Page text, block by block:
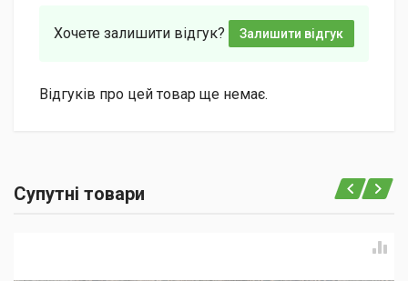
Хочете залишити відгук? Залишити відгук
Відгуків про цей товар ще немає.
Супутні товари